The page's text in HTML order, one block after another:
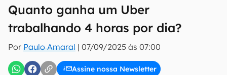
Quanto ganha um Uber
trabalhando 4 horas por dia?
Por Paulo Amaral | 07/09/2025 às 07:00
Assine nossa Newsletter
E-mail
inscreva-se